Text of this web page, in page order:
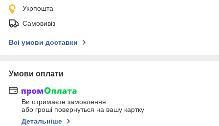
Укрпошта
Самовивіз
Всі умови доставки
Умови оплати
Ви отримаєте замовлення
або гроші повернуться на вашу картку
Детальніше